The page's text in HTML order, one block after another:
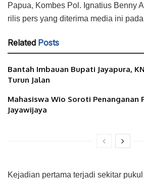
Papua, Kombes Pol. Ignatius Benny
rilis pers yang diterima media ini
Related Posts
Bantah Imbauan Bupati Jayapura,
Turun Jalan
Mahasiswa Wio Soroti Penanganan
Jayawijaya
Kejadian pertama terjadi sekitar pukul